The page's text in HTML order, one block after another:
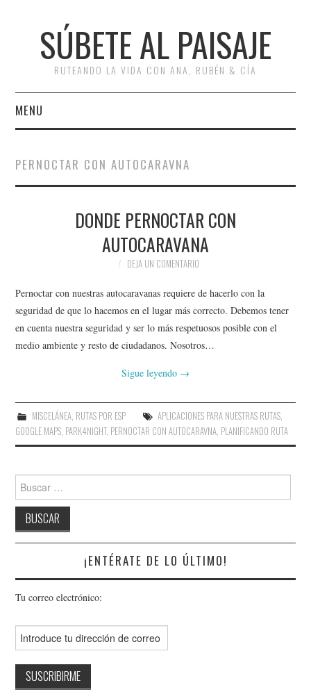
SÚBETE AL PAISAJE
RUTEANDO LA VIDA CON ANA, RUBÉN & CÍA
MENU
RUTAS
ESCAPADAS
#ARVI
AMIGOS
PERNOCTAR CON AUTOCARAVNA
DONDE PERNOCTAR CON
AUTOCARAVANA
DEJA UN COMENTARIO
Pernoctar con nuestras autocaravanas requiere de hacerlo con la
seguridad de que lo hacemos en el lugar más correcto. Debemos tener
en cuenta nuestra seguridad y ser lo más respetuosos posible con el
medio ambiente y resto de ciudadanos. Nosotros…
Sigue leyendo →
MISCELÁNEA, RUTAS POR ESP APLICACIONES PARA NUESTRAS RUTAS,
GOOGLE MAPS PARK4NIGHT, PERNOCTAR CON AUTOCARAVNA PLANIFICANDO RUTA
¡ENTÉRATE DE LO ÚLTIMO!
Tu correo electrónico: